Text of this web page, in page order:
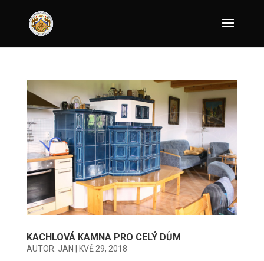
KACHLOVÁ KAMNA PRO CELÝ DŮM
AUTOR: JAN KVĚ 29, 2018